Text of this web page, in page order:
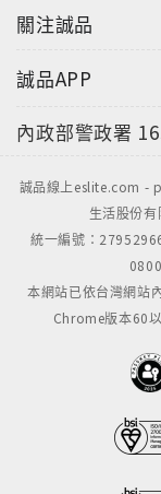
關注誠品
誠品APP
內政部警政署
誠品線上eslite.com -
生活股份
統一編號：
本網站已依台灣網站
Chrome版本60